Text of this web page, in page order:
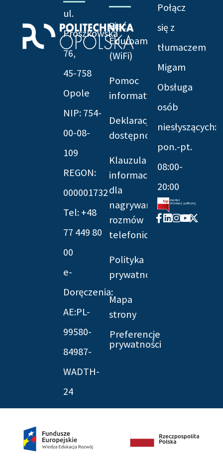
ul.
Prószkowska
76,
45-758
Opole
NIP: 754-
00-08-
109
REGON:
000001732
Tel: +48
77 449 80
00
e-
Doręczenia:
AE:PL-
99580-
84987-
WADTH-
24
Sieć
Eduroam
(WiFi)
Pomoc
informatyczna
Deklaracja
dostępności
Klauzula
informacyjna
dla
nagrywania
rozmów
telefonicznych
Polityka
prywatności
Mapa
strony
Preferencje
prywatności
Połącz
się z
tłumaczem
Migam
Obsługa
osób
niesłyszących:
pon.-pt.
08:00-
20:00
Facebook-
f
Linkedin
Instagram
Youtube
X-
twitter